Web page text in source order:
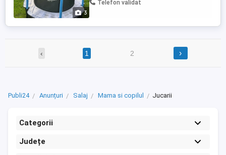
3
Telefon validat
‹ 1 2 ›
Publi24 Anunțuri Salaj Mama si copilul Jucarii
Categorii
Județe